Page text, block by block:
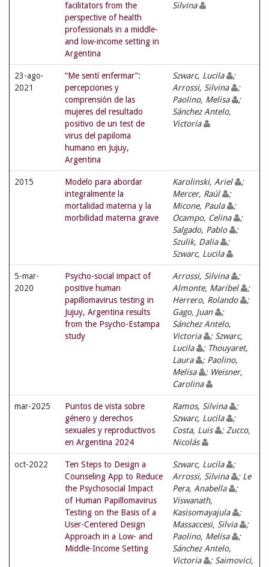
facilitators from the
perspective of health
professionals in a middle-
and low-income setting in
Argentina
Silvina
23-ago-
2021
“Me sentí enfermar”:
percepciones y
comprensión de las
mujeres del resultado
positivo de un test de
virus del papiloma
humano en Jujuy,
Argentina
Szwarc, Lucila
;
Arrossi, Silvina
;
Paolino, Melisa
;
Sánchez Antelo,
Victoria
2015
Modelo para abordar
integralmente la
mortalidad materna y la
morbilidad materna grave
Karolinski, Ariel
;
Mercer, Raúl
;
Micone, Paula
;
Ocampo, Celina
;
Salgado, Pablo
;
Szulik, Dalia
;
Szwarc, Lucila
5-mar-
2020
Psycho-social impact of
positive human
papillomavirus testing in
Jujuy, Argentina results
from the Psycho-Estampa
study
Arrossi, Silvina
;
Almonte, Maribel
;
Herrero, Rolando
;
Gago, Juan
;
Sánchez Antelo,
Victoria
; Szwarc,
Lucila
; Thouyaret,
Laura
; Paolino,
Melisa
; Weisner,
Carolina
mar-2025
Puntos de vista sobre
género y derechos
sexuales y reproductivos
en Argentina 2024
Ramos, Silvina
;
Szwarc, Lucila
;
Costa, Luis
; Zucco,
Nicolás
oct-2022
Ten Steps to Design a
Counseling App to Reduce
the Psychosocial Impact
of Human Papillomavirus
Testing on the Basis of a
User-Centered Design
Approach in a Low- and
Middle-Income Setting
Szwarc, Lucila
;
Arrossi, Silvina
; Le
Pera, Anabella
;
Viswanath,
Kasisomayajula
;
Massaccesi, Silvia
;
Paolino, Melisa
;
Sánchez Antelo,
Victoria
; Saimovici,